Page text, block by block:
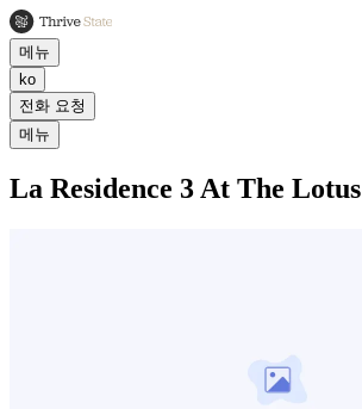
메뉴
ko
전화 요청
메뉴
La Residence 3 At The Lotus